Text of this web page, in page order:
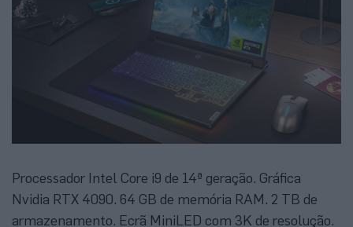
Processador Intel Core i9 de 14ª geração. Gráfica
Nvidia RTX 4090. 64 GB de memória RAM. 2 TB de
armazenamento. Ecrã MiniLED com 3K de resolução.